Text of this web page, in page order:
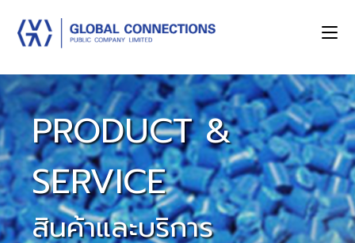
PRODUCT &
SERVICE
สินค้าและบริการ